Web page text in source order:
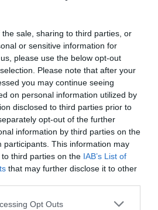
sale, sharing to third parties, or
or sensitive information for
please use the below opt-out
Please note that after your
you may continue seeing
on personal information utilized by
disclosed to third parties prior to
opt-out of the further
information by third parties on the
participants. This information may
third parties on the IAB’s List of
that may further disclose it to other
Opt Outs
στοGoogle Newsκαι
ειδήσεις
νέαγια την Τέχνη και τον
❯
ΛΑΚΗΣ ΛΑΖΟΠΟΥΛΟΣ